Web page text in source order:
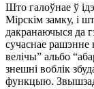
Што галоўнае ў
Мірскім замку, і
дакранаючыся да
сучаснае рашэнне
велічы” альбо
знешні воблік
функцыю.